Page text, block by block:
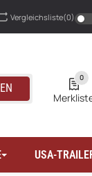
Vergleichsliste(0)
0
USA-